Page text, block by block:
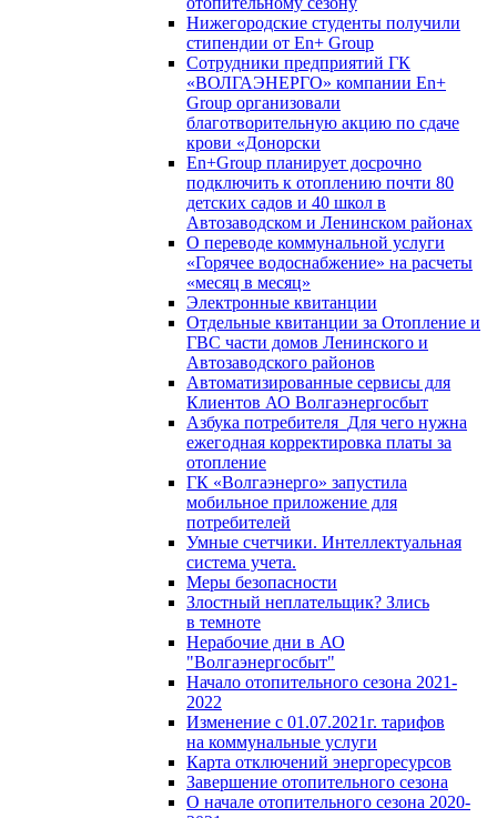
Нижегородские студенты получили
стипендии от En+ Group
Сотрудники предприятий ГК
«ВОЛГАЭНЕРГО» компании En+
Group организовали
благотворительную акцию по сдаче
крови «Донорски
En+Group планирует досрочно
подключить к отоплению почти 80
детских садов и 40 школ в
Автозаводском и Ленинском районах
О переводе коммунальной услуги
«Горячее водоснабжение» на расчеты
«месяц в месяц»
Электронные квитанции
Отдельные квитанции за Отопление и
ГВС части домов Ленинского и
Автозаводского районов
Автоматизированные сервисы для
Клиентов АО Волгаэнергосбыт
Азбука потребителя_Для чего нужна
ежегодная корректировка платы за
отопление
ГК «Волгаэнерго» запустила
мобильное приложение для
потребителей
Умные счетчики. Интеллектуальная
система учета.
Меры безопасности
Злостный неплательщик? Злись
в темноте
Нерабочие дни в АО
"Волгаэнергосбыт"
Начало отопительного сезона 2021-
2022
Изменение с 01.07.2021г. тарифов
на коммунальные услуги
Карта отключений энергоресурсов
Завершение отопительного сезона
О начале отопительного сезона 2020-